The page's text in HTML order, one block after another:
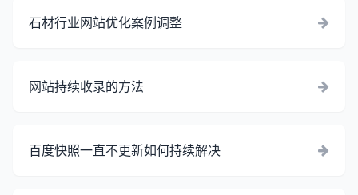
石材行业网站优化案例调整
网站持续收录的方法
百度快照一直不更新如何持续解决